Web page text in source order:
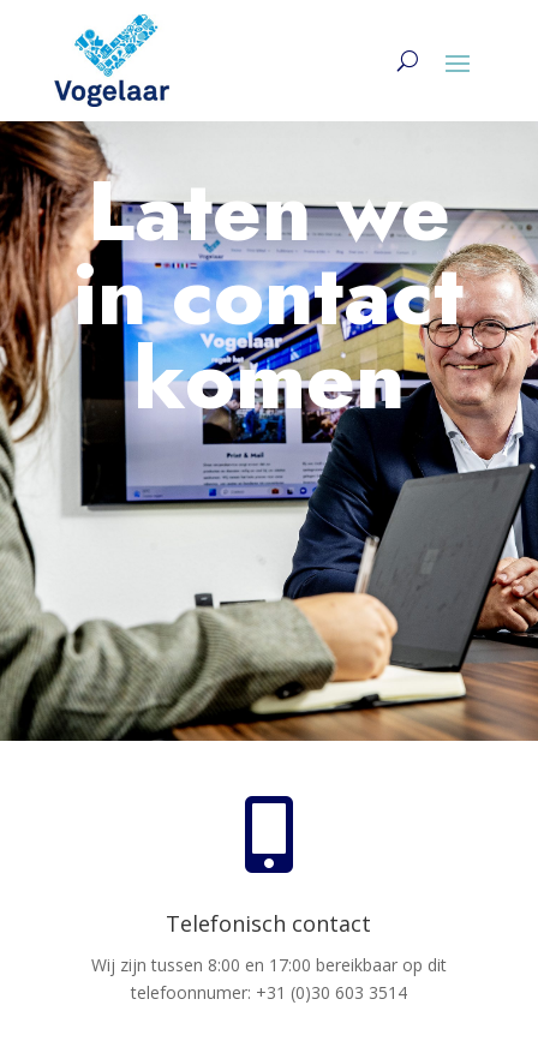
Laten we
in contact
komen

Telefonisch contact
Wij zijn tussen 8:00 en 17:00 bereikbaar op dit
telefoonnumer: +31 (0)30 603 3514